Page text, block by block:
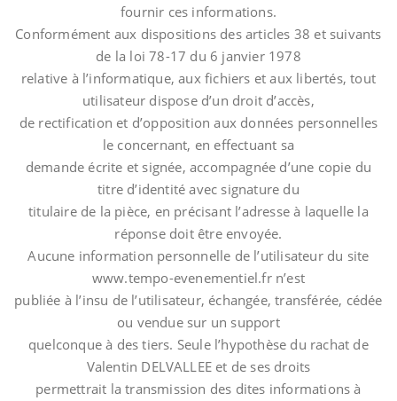
fournir ces informations.
Conformément aux dispositions des articles 38 et suivants
de la loi 78-17 du 6 janvier 1978
relative à l’informatique, aux fichiers et aux libertés, tout
utilisateur dispose d’un droit d’accès,
de rectification et d’opposition aux données personnelles
le concernant, en effectuant sa
demande écrite et signée, accompagnée d’une copie du
titre d’identité avec signature du
titulaire de la pièce, en précisant l’adresse à laquelle la
réponse doit être envoyée.
Aucune information personnelle de l’utilisateur du site
www.tempo-evenementiel.fr n’est
publiée à l’insu de l’utilisateur, échangée, transférée, cédée
ou vendue sur un support
quelconque à des tiers. Seule l’hypothèse du rachat de
Valentin DELVALLEE et de ses droits
permettrait la transmission des dites informations à